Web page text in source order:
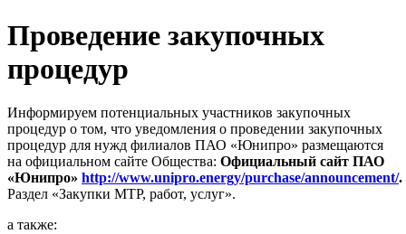
Проведение закупочных
процедур
Информируем потенциальных участников закупочных
процедур о том, что уведомления о проведении закупочных
процедур для нужд филиалов ПАО «Юнипро» размещаются
на официальном сайте Общества: Официальный сайт ПАО
«Юнипро» http://www.unipro.energy/purchase/announcement/.
Раздел «Закупки МТР, работ, услуг».
а также: